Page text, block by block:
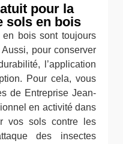
pour la
sols en bois
bois sont toujours
pour conserver
l’application
Pour cela, vous
de Entreprise Jean-
en activité dans
vos sols contre les
des insectes